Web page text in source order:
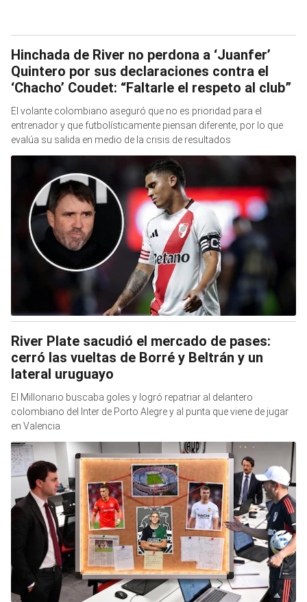
Hinchada de River no perdona a ‘Juanfer’
Quintero por sus declaraciones contra el
‘Chacho’ Coudet: “Faltarle el respeto al club”
El volante colombiano aseguró que no es prioridad para el
entrenador y que futbolísticamente piensan diferente, por lo que
evalúa su salida en medio de la crisis de resultados
River Plate sacudió el mercado de pases:
cerró las vueltas de Borré y Beltrán y un
lateral uruguayo
El Millonario buscaba goles y logró repatriar al delantero
colombiano del Inter de Porto Alegre y al punta que viene de jugar
en Valencia